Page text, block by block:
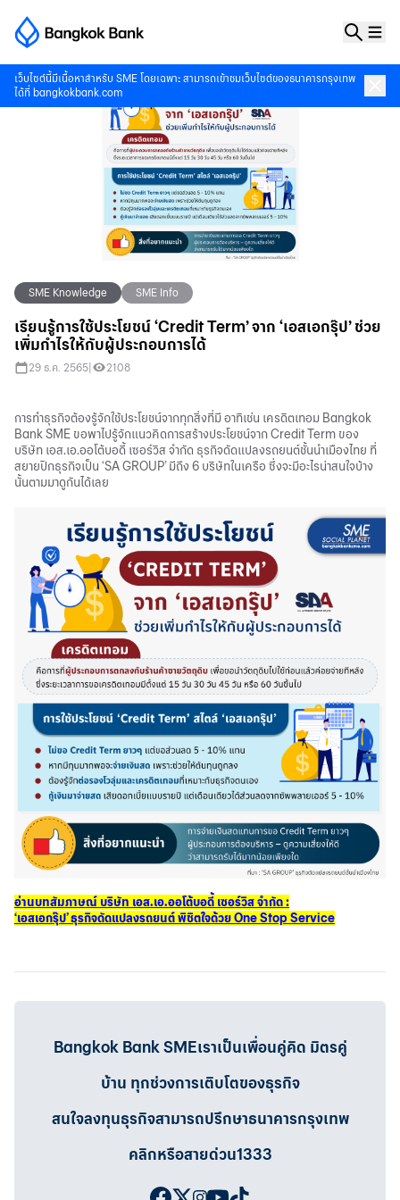
เว็บไซต์นี้มีเนื้อหาสำหรับ SME โดยเฉพาะ สามารถเข้าชมเว็บไซต์ของธนาคารกรุงเทพ
ได้ที่ bangkokbank.com
SME Knowledge SME Info
เรียนรู้การใช้ประโยชน์ ‘Credit Term’ จาก ‘เอสเอกรุ๊ป’ ช่วย
เพิ่มกำไรให้กับผู้ประกอบการได้
29 ธ.ค. 2565 2108
การทำธุรกิจต้องรู้จักใช้ประโยชน์จากทุกสิ่งที่มี อาทิเช่น เครดิตเทอม Bangkok
Bank SME ขอพาไปรู้จักแนวคิดการสร้างประโยชน์จาก Credit Term ของ
บริษัท เอส.เอ.ออโต้บอดี้ เซอร์วิส จำกัด ธุรกิจดัดแปลงรถยนต์ชั้นนำเมืองไทย ที่
สยายปีกธุรกิจเป็น ‘SA GROUP’ มีถึง 6 บริษัทในเครือ ซึ่งจะมีอะไรน่าสนใจบ้าง
นั้นตามมาดูกันได้เลย
อ่านบทสัมภาษณ์ บริษัท เอส.เอ.ออโต้บอดี้ เซอร์วิส จำกัด :
‘เอสเอกรุ๊ป’ ธุรกิจดัดแปลงรถยนต์ พิชิตใจด้วย One Stop Service
Bangkok Bank SMEเราเป็นเพื่อนคู่คิด มิตรคู่
บ้าน ทุกช่วงการเติบโตของธุรกิจ
สนใจลงทุนธุรกิจสามารถปรึกษาธนาคารกรุงเทพ
คลิกหรือสายด่วน1333